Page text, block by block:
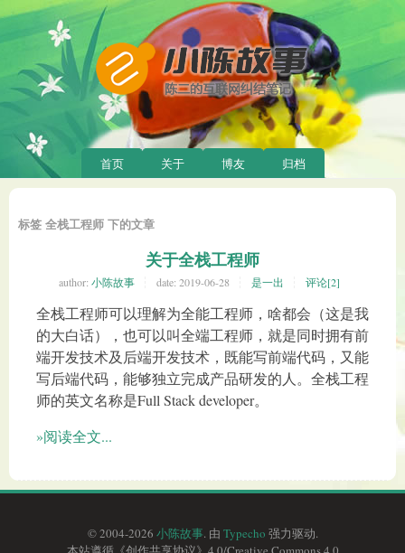
首页 关于 博友 归档
标签 全栈工程师 下的文章
关于全栈工程师
author: 小陈故事 date: 2019-06-28 是一出 评论[2]
全栈工程师可以理解为全能工程师，啥都会（这是我
的大白话），也可以叫全端工程师，就是同时拥有前
端开发技术及后端开发技术，既能写前端代码，又能
写后端代码，能够独立完成产品研发的人。全栈工程
师的英文名称是Full Stack developer。
»阅读全文...
© 2004-2026 小陈故事. 由 Typecho 强力驱动.